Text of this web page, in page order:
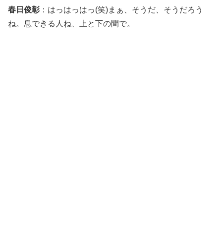
春日俊彰 ：はっはっはっ(笑)まぁ、そうだ、そうだろう
ね。息できる人ね、上と下の間で。